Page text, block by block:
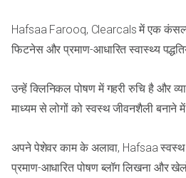
Hafsaa Farooq, Clearcals में एक
फिटनेस और प्रमाण-आधारित स्वास्थ्य
उन्हें क्लिनिकल पोषण में गहरी रुचि है और
माध्यम से लोगों को स्वस्थ जीवनशैली बनाने
अपने पेशेवर काम के अलावा, Hafsaa स्वस्थ
प्रमाण-आधारित पोषण ब्लॉग लिखना और